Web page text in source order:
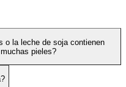
o la leche de soja contienen
pieles?